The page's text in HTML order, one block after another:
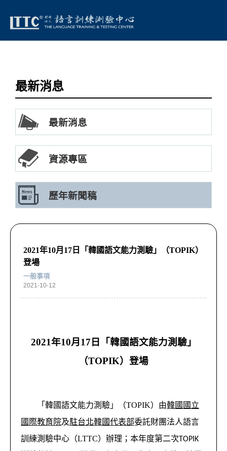
最新消息
最新消息
資源專區
歷年新聞稿
2021年10月17日「韓國語文能力測驗」（TOPIK）
登場
一般事項
2021-10-12
2021年10月17日「韓國語文能力測驗」
（TOPIK）登場
「韓國語文能力測驗」（TOPIK）由韓國國立
國際教育院及駐台北韓國代表部委託財團法人語言
訓練測驗中心（LTTC）辦理； 本年度第二次TOPIK